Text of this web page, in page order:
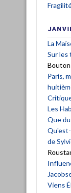
La
Sur les
Bouton
Paris,
Les
Que
de
Viens